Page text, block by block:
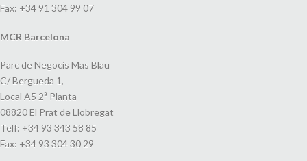
Fax: +34 91 304 99 07
MCR Barcelona
Parc de Negocis Mas Blau
C/ Bergueda 1,
Local A5 2ª Planta
08820 El Prat de Llobregat
Telf: +34 93 343 58 85
Fax: +34 93 304 30 29